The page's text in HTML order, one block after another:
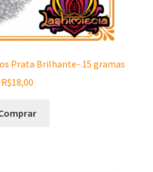
Prata Brilhante- 15 gramas
R$18,00